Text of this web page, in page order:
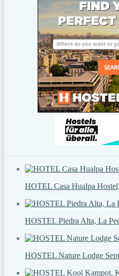
HOTEL Casa Hualpa
HOSTEL Piedra Alta, La
HOSTEL Nature Lodge